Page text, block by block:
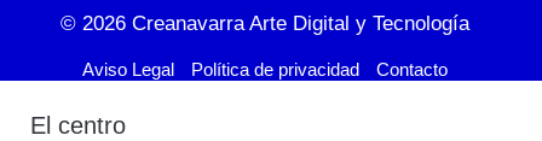
© 2026 Creanavarra Arte Digital y Tecnología
Aviso Legal Política de privacidad Contacto
El centro